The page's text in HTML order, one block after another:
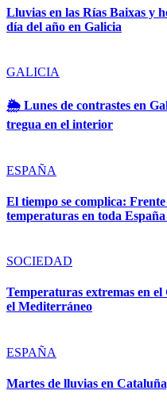
Lluvias en las Rías Baixas y
día del año en Galicia
GALICIA
🌦️ Lunes de contrastes en
tregua en el interior
ESPAÑA
El tiempo se complica:
temperaturas en toda
SOCIEDAD
Temperaturas extremas en
el Mediterráneo
ESPAÑA
Martes de lluvias en